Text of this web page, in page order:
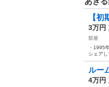
【
3万円
部屋
・1995
シェア
ルー
4万円